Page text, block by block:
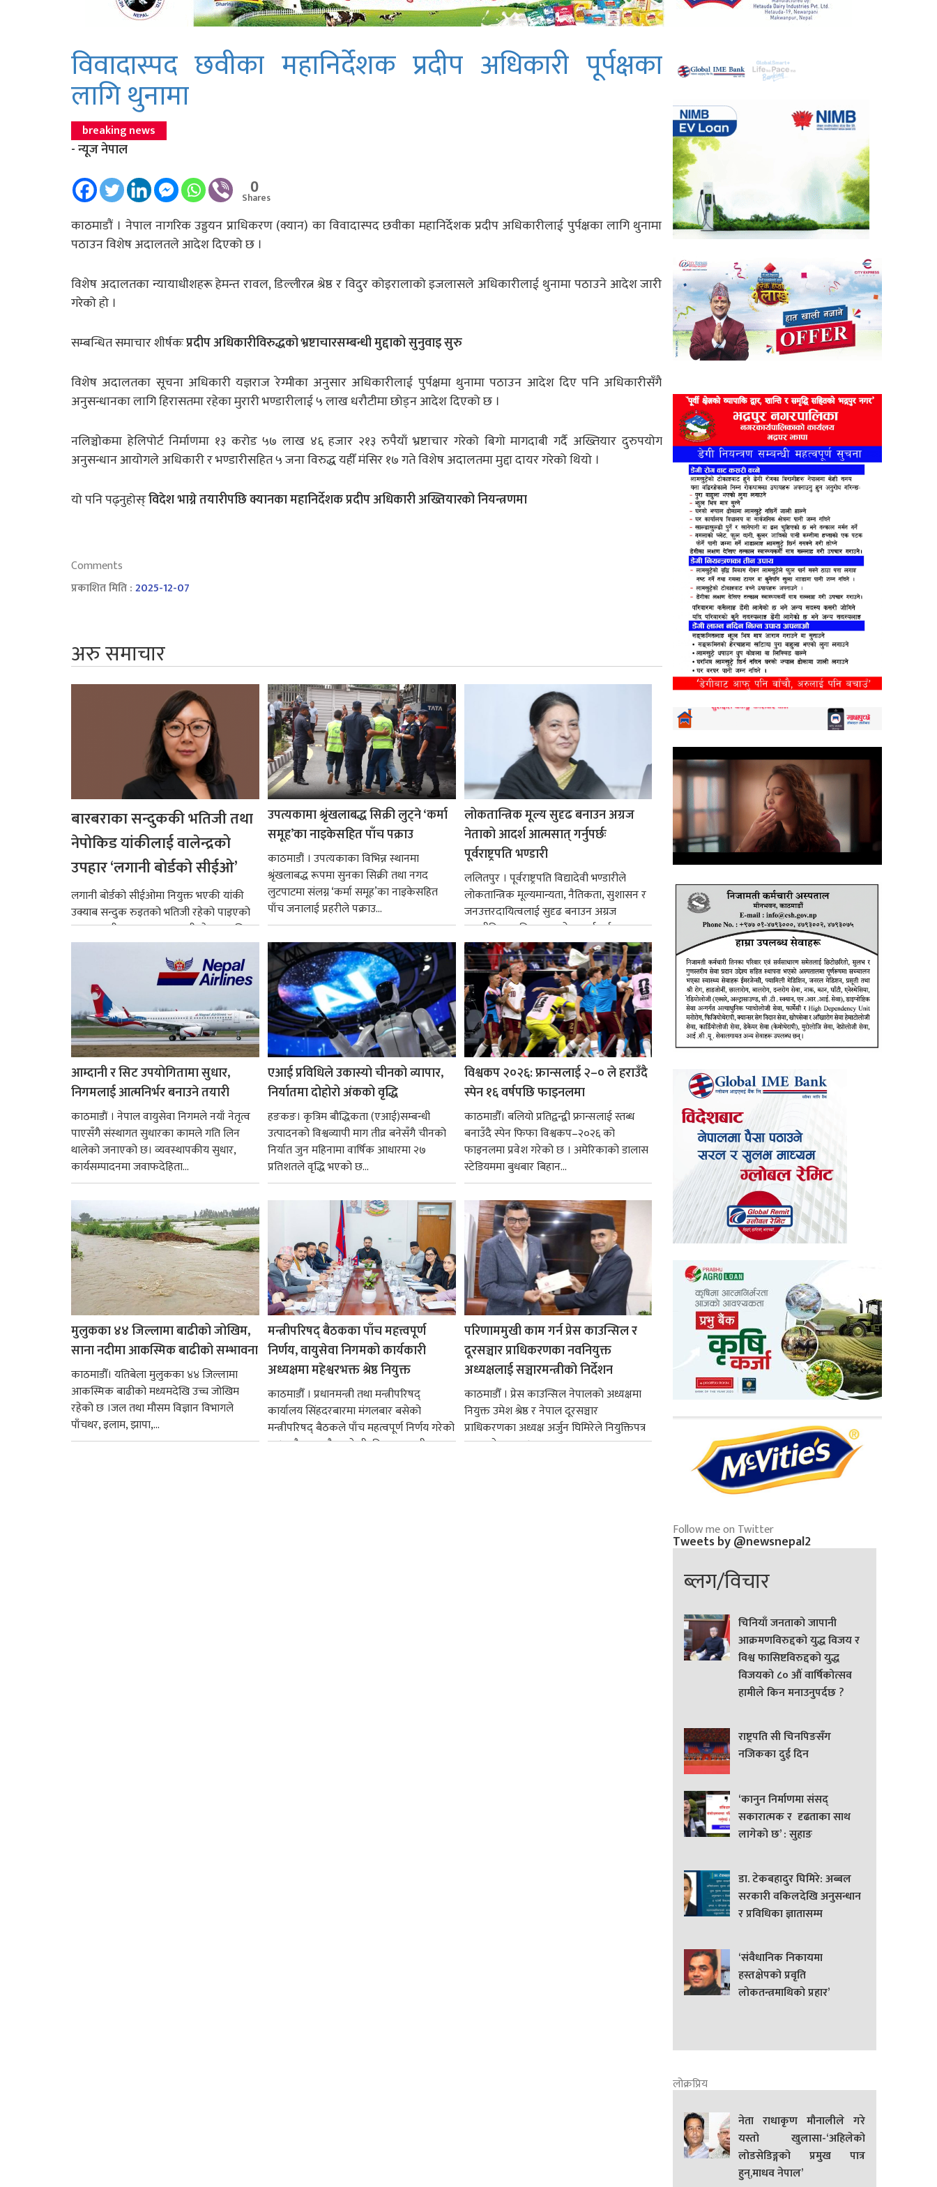
विवादास्पद छवीका महानिर्देशक प्रदीप अधिकारी पूर्पक्षका
लागि थुनामा
breaking news
- न्यूज नेपाल
0
Shares
काठमाडौं । नेपाल नागरिक उड्डयन प्राधिकरण (क्यान) का विवादास्पद छवीका महानिर्देशक प्रदीप अधिकारीलाई पुर्पक्षका लागि थुनामा
पठाउन विशेष अदालतले आदेश दिएको छ ।
विशेष अदालतका न्यायाधीशहरू हेमन्त रावल, डिल्लीरत्न श्रेष्ठ र विदुर कोइरालाको इजलासले अधिकारीलाई थुनामा पठाउने आदेश जारी
गरेको हो ।
सम्बन्धित समाचार शीर्षकःप्रदीप अधिकारीविरुद्धको भ्रष्टाचारसम्बन्धी मुद्दाको सुनुवाइ सुरु
विशेष अदालतका सूचना अधिकारी यज्ञराज रेग्मीका अनुसार अधिकारीलाई पुर्पक्षमा थुनामा पठाउन आदेश दिए पनि अधिकारीसँगै
अनुसन्धानका लागि हिरासतमा रहेका मुरारी भण्डारीलाई ५ लाख धरौटीमा छोड्न आदेश दिएको छ ।
नलिञ्चोकमा हेलिपोर्ट निर्माणमा १३ करोड ५७ लाख ४६ हजार २१३ रुपैयाँ भ्रष्टाचार गरेको बिगो मागदाबी गर्दै अख्तियार दुरुपयोग
अनुसन्धान आयोगले अधिकारी र भण्डारीसहित ५ जना विरुद्ध यहीँ मंसिर १७ गते विशेष अदालतमा मुद्दा दायर गरेको थियो ।
यो पनि पढ्नुहोस्ःविदेश भाग्ने तयारीपछि क्यानका महानिर्देशक प्रदीप अधिकारी अख्तियारको नियन्त्रणमा
Comments
प्रकाशित मिति :2025-12-07
अरु समाचार
बारबराका सन्दुककी भतिजी तथा
नेपोकिड यांकीलाई वालेन्द्रको
उपहार ‘लगानी बोर्डको सीईओ’
लगानी बोर्डको सीईओमा नियुक्त भएकी यांकी
उक्याब सन्दुक रुइतको भतिजी रहेको पाइएको
छ। तत्कालीन समयमा महाकालीको अञ्चलाधिश
नै बनेका जोन...
उपत्यकामा श्रृंखलाबद्ध सिक्री लुट्ने ‘कर्मा
समूह’का नाइकेसहित पाँच पक्राउ
काठमाडौं । उपत्यकाका विभिन्न स्थानमा
श्रृंखलाबद्ध रूपमा सुनका सिक्री तथा नगद
लुटपाटमा संलग्न ‘कर्मा समूह’का नाइकेसहित
पाँच जनालाई प्रहरीले पक्राउ...
लोकतान्त्रिक मूल्य सुदृढ बनाउन अग्रज
नेताको आदर्श आत्मसात् गर्नुपर्छः
पूर्वराष्ट्रपति भण्डारी
ललितपुर । पूर्वराष्ट्रपति विद्यादेवी भण्डारीले
लोकतान्त्रिक मूल्यमान्यता, नैतिकता, सुशासन र
जनउत्तरदायित्वलाई सुदृढ बनाउन अग्रज
राजनीतिक व्यक्तित्वहरूको आदर्शलाई आत्मसात्
गर्न आवश्यक...
आम्दानी र सिट उपयोगितामा सुधार,
निगमलाई आत्मनिर्भर बनाउने तयारी
काठमाडाैं । नेपाल वायुसेवा निगमले नयाँ नेतृत्व
पाएसँगै संस्थागत सुधारका कामले गति लिन
थालेको जनाएको छ। व्यवस्थापकीय सुधार,
कार्यसम्पादनमा जवाफदेहिता...
एआई प्रविधिले उकास्यो चीनको व्यापार,
निर्यातमा दोहोरो अंकको वृद्धि
हङकङ। कृत्रिम बौद्धिकता (एआई)सम्बन्धी
उत्पादनको विश्वव्यापी माग तीव्र बनेसँगै चीनको
निर्यात जुन महिनामा वार्षिक आधारमा २७
प्रतिशतले वृद्धि भएको छ...
विश्वकप २०२६: फ्रान्सलाई २–० ले हराउँदै
स्पेन १६ वर्षपछि फाइनलमा
काठमाडौँ। बलियो प्रतिद्वन्द्वी फ्रान्सलाई स्तब्ध
बनाउँदै स्पेन फिफा विश्वकप–२०२६ को
फाइनलमा प्रवेश गरेको छ । अमेरिकाको डालास
स्टेडियममा बुधबार बिहान...
मुलुकका ४४ जिल्लामा बाढीको जोखिम,
साना नदीमा आकस्मिक बाढीको सम्भावना
काठमाडौँ। यतिबेला मुलुकका ४४ जिल्लामा
आकस्मिक बाढीको मध्यमदेखि उच्च जोखिम
रहेको छ ।जल तथा मौसम विज्ञान विभागले
पाँचथर, इलाम, झापा,...
मन्त्रीपरिषद् बैठकका पाँच महत्त्वपूर्ण
निर्णय, वायुसेवा निगमको कार्यकारी
अध्यक्षमा महेश्वरभक्त श्रेष्ठ नियुक्त
काठमाडौँ । प्रधानमन्त्री तथा मन्त्रीपरिषद्
कार्यालय सिंहदरबारमा मंगलबार बसेको
मन्त्रीपरिषद् बैठकले पाँच महत्वपूर्ण निर्णय गरेको
छ । यसैक्रममा बैडकले बीउबिजनसम्बन्धी...
परिणाममुखी काम गर्न प्रेस काउन्सिल र
दूरसञ्चार प्राधिकरणका नवनियुक्त
अध्यक्षलाई सञ्चारमन्त्रीको निर्देशन
काठमाडौँ । प्रेस काउन्सिल नेपालको अध्यक्षमा
नियुक्त उमेश श्रेष्ठ र नेपाल दूरसञ्चार
प्राधिकरणका अध्यक्ष अर्जुन घिमिरेले नियुक्तिपत्र
ग्रहण गरेका छन्।...
Follow me on Twitter
Tweets by @newsnepal2
ब्लग/विचार
चिनियाँ जनताको जापानी
आक्रमणविरुद्दको युद्ध विजय र
विश्व फासिष्टविरुद्दको युद्ध
विजयको ८० औं वार्षिकोत्सव
हामीले किन मनाउनुपर्दछ ?
राष्ट्रपति सी चिनपिङसँग
नजिकका दुई दिन
‘कानुन निर्माणमा संसद्
सकारात्मक र दृढताका साथ
लागेको छ’ : सुहाङ
डा. टेकबहादुर घिमिरे: अब्बल
सरकारी वकिलदेखि अनुसन्धान
र प्रविधिका ज्ञातासम्म
‘संवैधानिक निकायमा
हस्तक्षेपको प्रवृति
लोकतन्त्रमाथिको प्रहार’
लोक्रप्रिय
नेता राधाकृण मौनालीले गरे
यस्तो खुलासा-‘अहिलेको
लोडसेडिङ्गको प्रमुख पात्र
हुन्,माधव नेपाल’